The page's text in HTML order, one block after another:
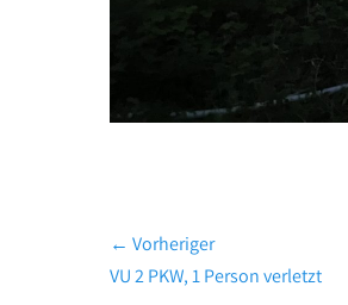
Beitragsnavigation
← Vorheriger
Vorheriger
VU 2 PKW, 1 Person verletzt